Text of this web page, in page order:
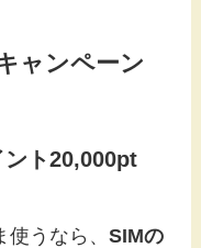
ャンペーン
ト20,000pt
使うなら、SIMの